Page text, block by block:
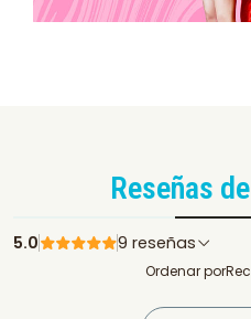
Reseñas
5.0 9 reseñas
Ordenar por